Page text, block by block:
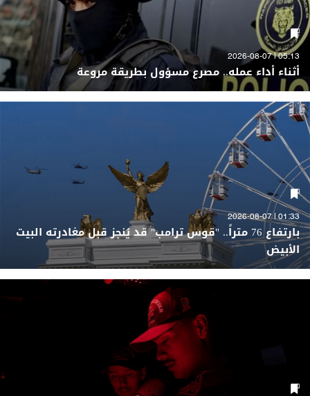
05:13 | 2026-08-07
أثناء أداء عمله.. مصرع مسؤول بطريقة مروعة
01:33 | 2026-08-07
بارتفاع 76 متراً.. "قوس ترامب" قد يُنجز قبل مغادرته البيت
الأبيض